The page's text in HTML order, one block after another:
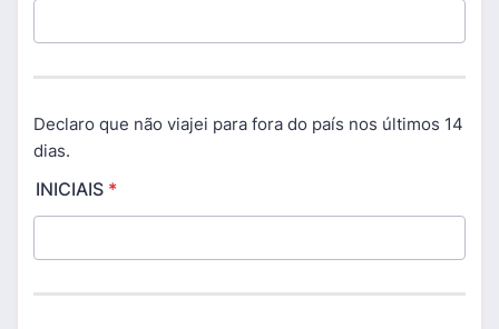
Declaro que não viajei para fora do país nos últimos 14
dias.
INICIAIS *